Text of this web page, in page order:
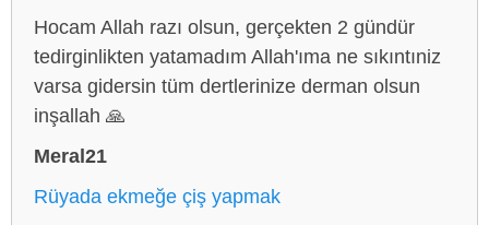
Hocam Allah razı olsun, gerçekten 2 gündür
tedirginlikten yatamadım Allah'ıma ne sıkıntıniz
varsa gidersin tüm dertlerinize derman olsun
inşallah 🙏
Meral21
Rüyada ekmeğe çiş yapmak